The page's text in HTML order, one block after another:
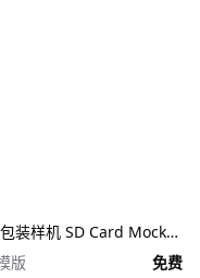
SD卡包装样机 SD Card Mockup
版
免费